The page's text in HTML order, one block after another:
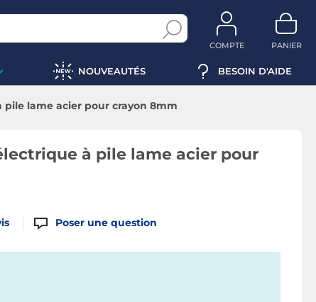
COMPTE PANIER
NOUVEAUTÉS BESOIN D'AIDE
pile lame acier pour crayon 8mm
à pile lame acier pour
Poser une question